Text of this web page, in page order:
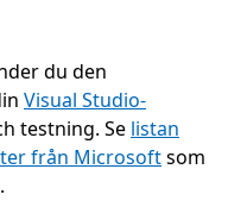
du den
Visual Studio-
testning. Se listan
från Microsoftsom